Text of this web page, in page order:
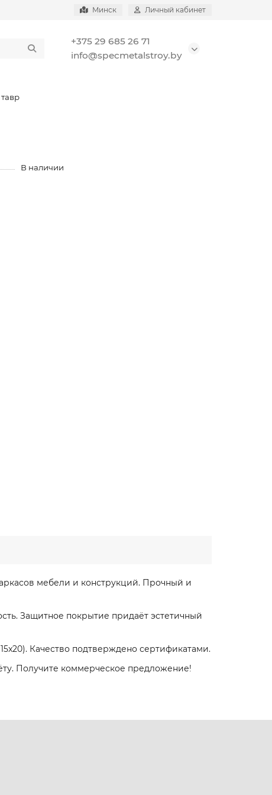
Минск Личный кабинет
+375 29 685 26 71
info@specmetalstroy.by
В наличии
мебели и конструкций. Прочный и
Защитное покрытие придаёт эстетичный
Качество подтверждено сертификатами.
Получите коммерческое предложение!